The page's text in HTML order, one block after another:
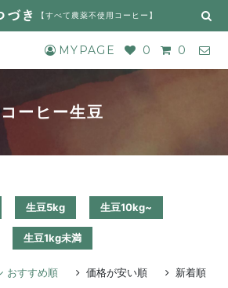
【すべて農薬不使用コーヒー 】
MYPAGE 0 0
コーヒー生豆
生豆5kg 生豆10kg~
生豆1kg未満
おすすめ順 価格が安い順 新着順